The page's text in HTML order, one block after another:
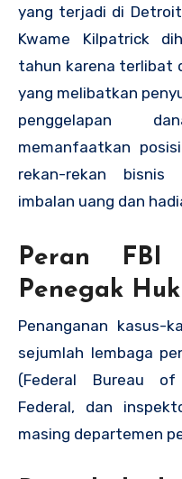
yang terjadi di
Kwame Kilpatrick
tahun karena terlibat
yang melibatkan
penggelapan
memanfaatkan
rekan-rekan bisnis
imbalan uang dan
Peran FBI
Penegak
Penanganan kasus-
sejumlah lembaga
(Federal Bureau of
Federal, dan
masing departemen